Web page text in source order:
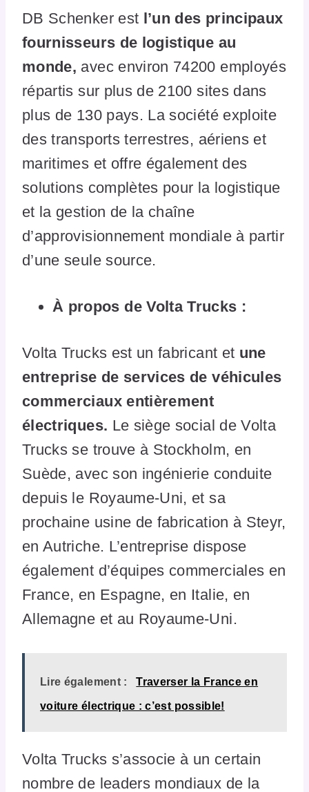
DB Schenker est l’un des principaux
fournisseurs de logistique au
monde, avec environ 74200 employés
répartis sur plus de 2100 sites dans
plus de 130 pays. La société exploite
des transports terrestres, aériens et
maritimes et offre également des
solutions complètes pour la logistique
et la gestion de la chaîne
d’approvisionnement mondiale à partir
d’une seule source.
À propos de Volta Trucks :
Volta Trucks est un fabricant et une
entreprise de services de véhicules
commerciaux entièrement
électriques. Le siège social de Volta
Trucks se trouve à Stockholm, en
Suède, avec son ingénierie conduite
depuis le Royaume-Uni, et sa
prochaine usine de fabrication à Steyr,
en Autriche. L’entreprise dispose
également d’équipes commerciales en
France, en Espagne, en Italie, en
Allemagne et au Royaume-Uni.
Lire également : Traverser la France en
voiture électrique : c’est possible!
Volta Trucks s’associe à un certain
nombre de leaders mondiaux de la